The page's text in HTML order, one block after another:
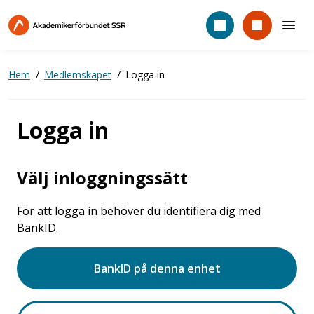
till
Hem Medlemskapet Logga in
Logga in
Välj inloggningssätt
För att logga in behöver du identifiera dig med
BankID.